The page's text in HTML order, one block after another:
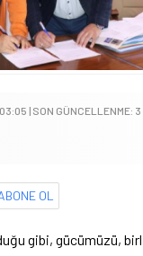
| SON GÜNCELLENME:
OL
gibi, gücümüzü,